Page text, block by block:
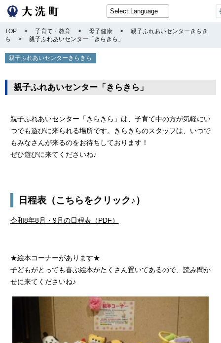
TOP > 子育て・教育 > 母子健康 >
親子ふれあいセンターきらき
ら
> 親子ふれあいセンター「きらきら」
親子ふれあいセンターきらきら
親子ふれあいセンター「きらきら」
親子ふれあいセンター「きらきら」は、子育て中の方が気軽にい
つでも遊びに来られる場所です。きらきらのスタッフは、いつで
もみなさんが来るのをお待ちしております！
ぜひ遊びに来てくださいね♪
日程表（こちらをクリック♪）
令和8年8月・9月の日程表（PDF）
★絵本コーナーがあります★
子どもがとっても喜ぶ絵本がたくさん置いてあるので、読み聞か
せに来てくださいね♪